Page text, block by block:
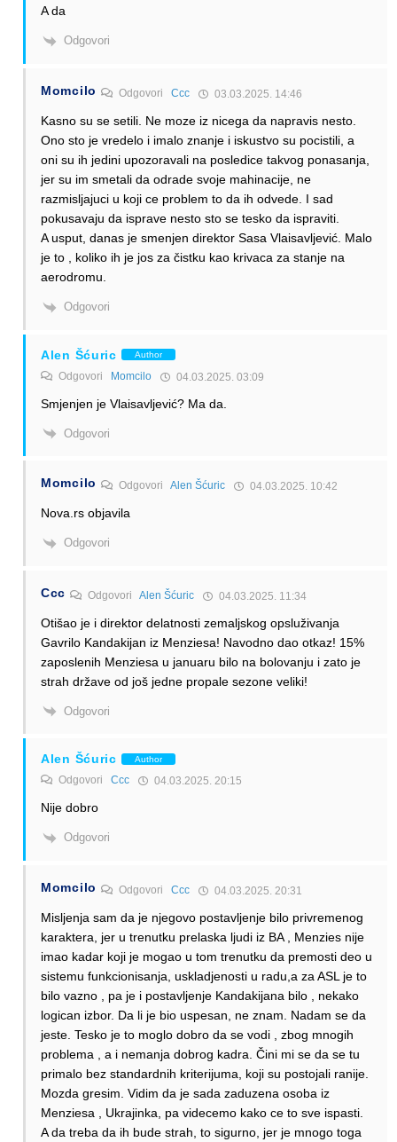
A da
Odgovori
Momcilo Odgovori Ccc 03.03.2025. 14:46
Kasno su se setili. Ne moze iz nicega da napravis nesto.
Ono sto je vredelo i imalo znanje i iskustvo su pocistili, a
oni su ih jedini upozoravali na posledice takvog ponasanja,
jer su im smetali da odrade svoje mahinacije, ne
razmisljajuci u koji ce problem to da ih odvede. I sad
pokusavaju da isprave nesto sto se tesko da ispraviti.
A usput, danas je smenjen direktor Sasa Vlaisavljević. Malo
je to , koliko ih je jos za čistku kao krivaca za stanje na
aerodromu.
Odgovori
Alen Šćuric Author
Odgovori Momcilo 04.03.2025. 03:09
Smjenjen je Vlaisavljević? Ma da.
Odgovori
Momcilo Odgovori Alen Šćuric 04.03.2025. 10:42
Nova.rs objavila
Odgovori
Ccc OdgovoriAlen Šćuric 04.03.2025. 11:34
Otišao je i direktor delatnosti zemaljskog opsluživanja
Gavrilo Kandakijan iz Menziesa! Navodno dao otkaz! 15%
zaposlenih Menziesa u januaru bilo na bolovanju i zato je
strah države od još jedne propale sezone veliki!
Odgovori
Alen Šćuric Author
Odgovori Ccc 04.03.2025. 20:15
Nije dobro
Odgovori
Momcilo Odgovori Ccc 04.03.2025. 20:31
Misljenja sam da je njegovo postavljenje bilo privremenog
karaktera, jer u trenutku prelaska ljudi iz BA , Menzies nije
imao kadar koji je mogao u tom trenutku da premosti deo u
sistemu funkcionisanja, uskladjenosti u radu,a za ASL je to
bilo vazno , pa je i postavljenje Kandakijana bilo , nekako
logican izbor. Da li je bio uspesan, ne znam. Nadam se da
jeste. Tesko je to moglo dobro da se vodi , zbog mnogih
problema , a i nemanja dobrog kadra. Čini mi se da se tu
primalo bez standardnih kriterijuma, koji su postojali ranije.
Mozda gresim. Vidim da je sada zaduzena osoba iz
Menziesa , Ukrajinka, pa videcemo kako ce to sve ispasti.
A da treba da ih bude strah, to sigurno, jer je mnogo toga